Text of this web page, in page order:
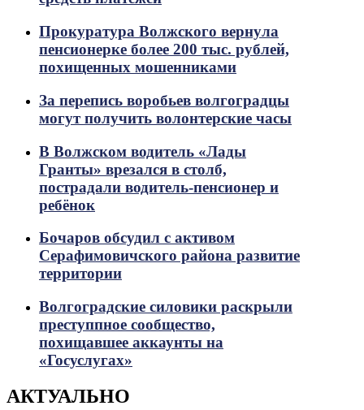
Прокуратура Волжского вернула
пенсионерке более 200 тыс. рублей,
похищенных мошенниками
За перепись воробьев волгоградцы
могут получить волонтерские часы
В Волжском водитель «Лады
Гранты» врезался в столб,
пострадали водитель-пенсионер и
ребёнок
Бочаров обсудил с активом
Серафимовичского района развитие
территории
Волгоградские силовики раскрыли
преступпное сообщество,
похищавшее аккаунты на
«Госуслугах»
АКТУАЛЬНО